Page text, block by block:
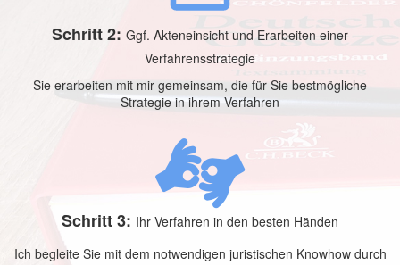
Schritt 2: Ggf. Akteneinsicht und Erarbeiten einer
Verfahrensstrategie
Sie erarbeiten mit mir gemeinsam, die für Sie bestmögliche
Strategie in ihrem Verfahren
Schritt 3: Ihr Verfahren in den besten Händen
Ich begleite Sie mit dem notwendigen juristischen Knowhow durch